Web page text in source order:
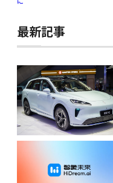
最新記事